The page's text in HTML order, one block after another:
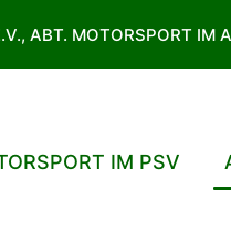
ABT. MOTORSPORT IM
IM PSV